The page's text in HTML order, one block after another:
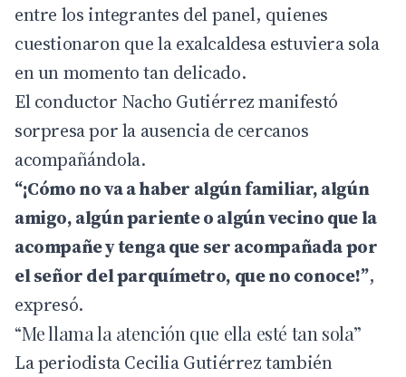
entre los integrantes del panel, quienes
cuestionaron que la exalcaldesa estuviera sola
en un momento tan delicado.
El conductor Nacho Gutiérrezmanifestó
sorpresa por la ausencia de cercanos
acompañándola.
“¡Cómo no va a haber algún familiar, algún
amigo, algún pariente o algún vecino que la
acompañe y tenga que ser acompañada por
el señor del parquímetro, que no conoce!”,
expresó.
“Me llama la atención que ella esté tan sola”
La periodistaCecilia Gutiérreztambién